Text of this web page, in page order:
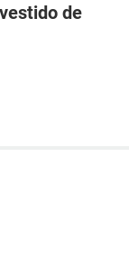
de